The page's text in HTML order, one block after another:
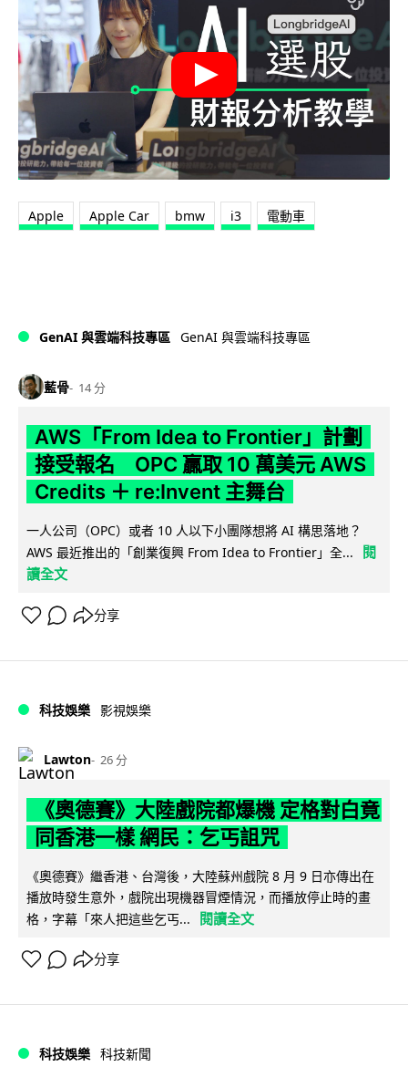
Apple Apple Car bmw i3 電動車
GenAI 與雲端科技專區 GenAI 與雲端科技專區
藍骨 14 分
AWS「From Idea to Frontier」計劃
接受報名 OPC 贏取 10 萬美元 AWS
Credits ＋ re:Invent 主舞台
一人公司（OPC）或者 10 人以下小團隊想將 AI 構思落地？
AWS 最近推出的「創業復興 From Idea to Frontier」全...
閱
讀全文
分享
科技娛樂 影視娛樂
Lawton 26 分
《奧德賽》大陸戲院都爆機 定格對白竟
同香港一樣 網民：乞丐詛咒
《奧德賽》繼香港、台灣後，大陸蘇州戲院 8 月 9 日亦傳出在
播放時發生意外，戲院出現機器冒煙情況，而播放停止時的畫
格，字幕「來人把這些乞丐...
閱讀全文
分享
科技娛樂 科技新聞